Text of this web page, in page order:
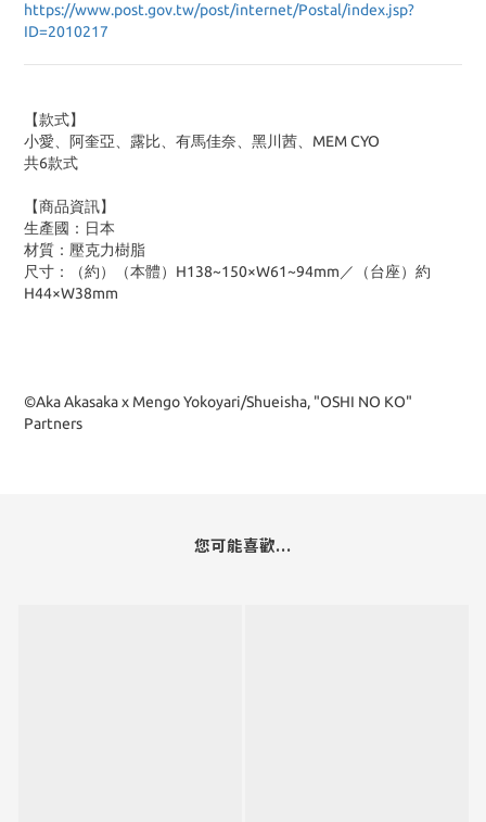
https://www.post.gov.tw/post/internet/Postal/index.jsp?
ID=2010217
【款式】
小愛、阿奎亞、露比、有馬佳奈、黑川茜、MEM CYO
共6款式
【商品資訊】
生產國：日本
材質：壓克力樹脂
尺寸：（約）（本體）H138~150×W61~94mm／（台座）約
H44×W38mm
©Aka Akasaka x Mengo Yokoyari/Shueisha, "OSHI NO KO"
Partners
您可能喜歡...